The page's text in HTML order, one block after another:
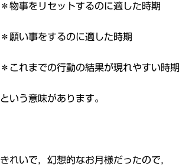
＊物事をリセットするのに適した時期
＊願い事をするのに適した時期
＊これまでの行動の結果が現れやすい時期
という意味があります。
きれいで，幻想的なお月様だったので，